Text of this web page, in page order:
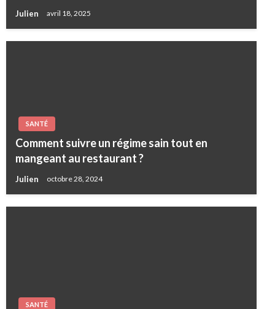
Julien avril 18, 2025
SANTÉ
Comment suivre un régime sain tout en
mangeant au restaurant ?
Julien octobre 28, 2024
SANTÉ